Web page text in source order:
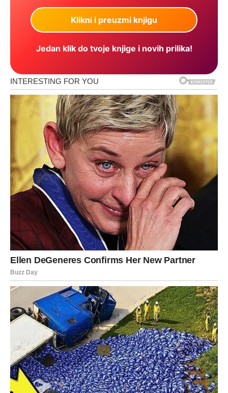
Jedan klik do tvoje knjige i novih prilika!